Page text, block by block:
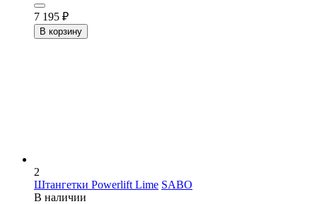
7 195 ₽
В корзину
2
Штангетки Powerlift Lime SABO
В наличии